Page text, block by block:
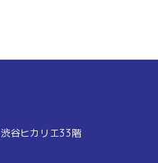
渋谷ヒカリエ33階